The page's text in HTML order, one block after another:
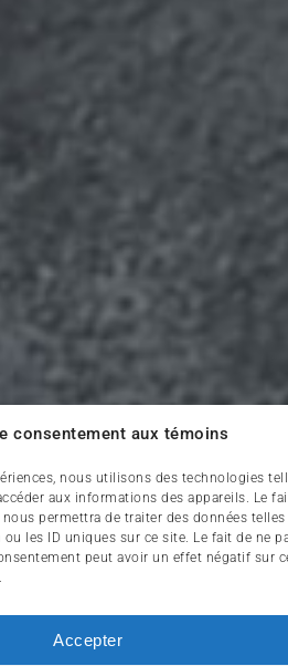
consentement aux témoins
nous utilisons des technologies
aux informations des appareils. Le
permettra de traiter des données telles
les ID uniques sur ce site. Le fait de ne
peut avoir un effet négatif sur
Accepter